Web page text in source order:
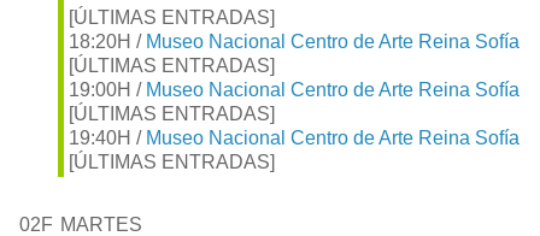
[ÚLTIMAS ENTRADAS]
18:20H / Museo Nacional Centro de Arte Reina Sofía
[ÚLTIMAS ENTRADAS]
19:00H / Museo Nacional Centro de Arte Reina Sofía
[ÚLTIMAS ENTRADAS]
19:40H / Museo Nacional Centro de Arte Reina Sofía
[ÚLTIMAS ENTRADAS]
02F MARTES